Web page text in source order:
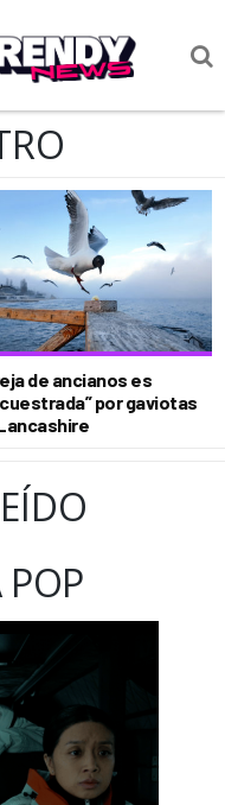
de ancianos es
por gaviotas